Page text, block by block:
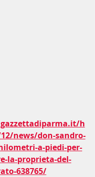
h
news/don-sandro-
a-piedi-per-
la-proprieta-del-
638765/